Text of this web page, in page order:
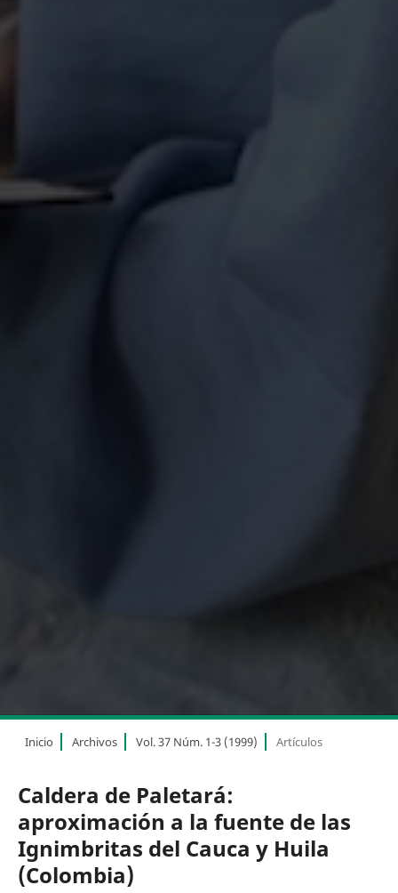
Inicio Archivos Vol. 37 Núm. 1-3 (1999) Artículos
Caldera de Paletará:
aproximación a la fuente de las
Ignimbritas del Cauca y Huila
(Colombia)